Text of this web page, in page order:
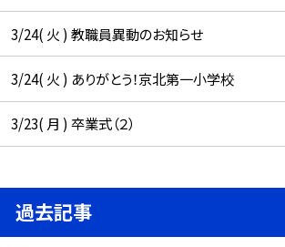
3/24( 火 ) 教職員異動のお知らせ
3/24( 火 ) ありがとう！京北第一小学校
3/23( 月 ) 卒業式（２）
過去記事